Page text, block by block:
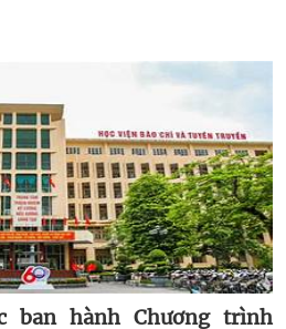
ban hành Chương trình